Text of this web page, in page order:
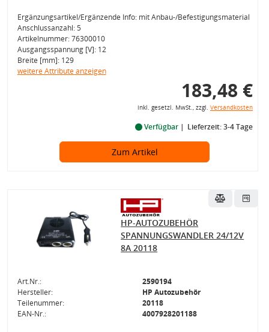
Ergänzungsartikel/Ergänzende Info: mit Anbau-/Befestigungsmaterial
Anschlussanzahl: 5
Artikelnummer: 76300010
Ausgangsspannung [V]: 12
Breite [mm]: 129
weitere Attribute anzeigen
183,48 €
inkl. gesetzl. MwSt., zzgl. Versandkosten
Verfügbar Lieferzeit: 3-4 Tage
Zum Artikel
HP-AUTOZUBEHÖR
SPANNUNGSWANDLER 24/12V
8A 20118
Art.Nr.:
2590194
Hersteller:
HP Autozubehör
Teilenummer:
20118
EAN-Nr.:
4007928201188